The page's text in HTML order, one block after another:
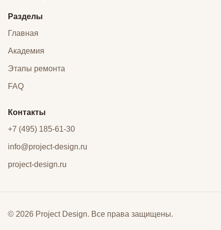
Разделы
Главная
Академия
Этапы ремонта
FAQ
Контакты
+7 (495) 185-61-30
info@project-design.ru
project-design.ru
© 2026 Project Design. Все права защищены.